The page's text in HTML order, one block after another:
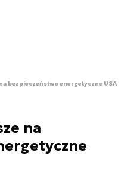
bezpieczeństwo energetyczne USA
na